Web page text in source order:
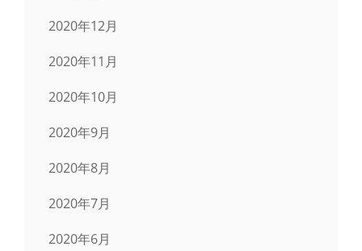
2020年12月
2020年11月
2020年10月
2020年9月
2020年8月
2020年7月
2020年6月